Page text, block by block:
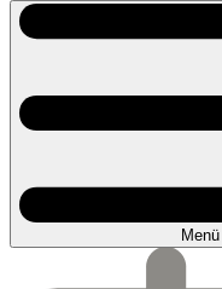
Menü